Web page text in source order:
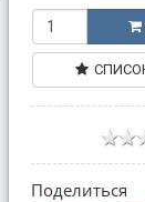
Поделиться